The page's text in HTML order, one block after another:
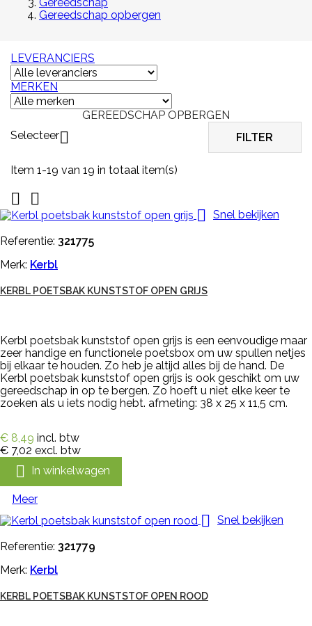
Gereedschap opbergen
LEVERANCIERS
MERKEN
GEREEDSCHAP OPBERGEN
Selecteer FILTER
Item 1-19 van 19 in totaal item(s)


 Snel bekijken
Referentie: 321775
Merk: Kerbl
KERBL POETSBAK KUNSTSTOF OPEN GRIJS
Kerbl poetsbak kunststof open grijs is een eenvoudige maar
zeer handige en functionele poetsbox om uw spullen netjes
bij elkaar te houden. Zo heb je altijd alles bij de hand. De
Kerbl poetsbak kunststof open grijs is ook geschikt om uw
gereedschap in op te bergen. Zo hoeft u niet elke keer te
zoeken als u iets nodig hebt. afmeting: 38 x 25 x 11,5 cm.
€ 8,49 incl. btw
€ 7,02 excl. btw
 In winkelwagen
Meer
 Snel bekijken
Referentie: 321779
Merk: Kerbl
KERBL POETSBAK KUNSTSTOF OPEN ROOD